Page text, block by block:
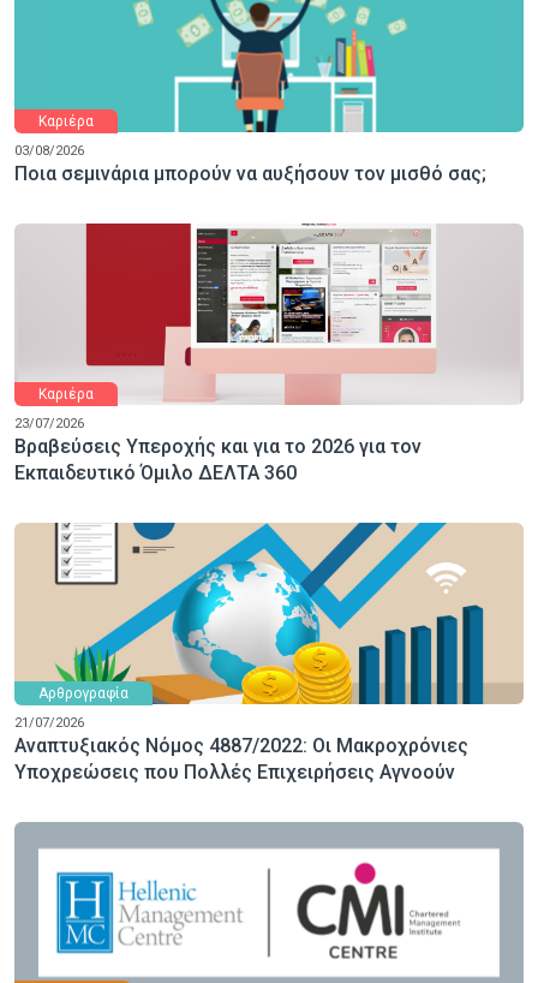
Καριέρα
03/08/2026
Ποια σεμινάρια μπορούν να αυξήσουν τον μισθό σας;
Καριέρα
23/07/2026
Βραβεύσεις Υπεροχής και για το 2026 για τον
Εκπαιδευτικό Όμιλο ΔΕΛΤΑ 360
Αρθρογραφία
21/07/2026
Αναπτυξιακός Νόμος 4887/2022: Οι Μακροχρόνιες
Υποχρεώσεις που Πολλές Επιχειρήσεις Αγνοούν